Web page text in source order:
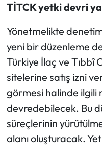
TİTCK yetki devri
Yönetmelikte
yeni bir düzenleme
Türkiye İlaç ve Tıbbî
sitelerine satış izni
görmesi halinde ilgili
devredebilecek. Bu
süreçlerinin
alanı oluşturacak.